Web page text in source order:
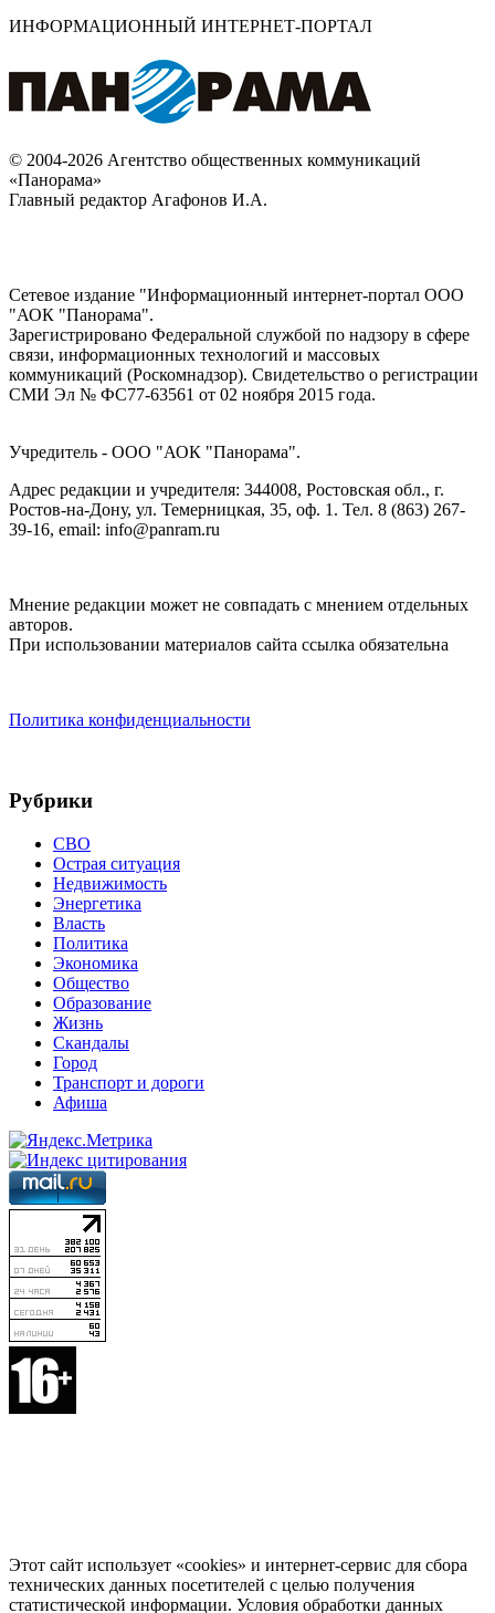
ИНФОРМАЦИОННЫЙ ИНТЕРНЕТ-ПОРТАЛ
© 2004-2026 Агентство общественных коммуникаций
«Панорама»
Главный редактор Агафонов И.А.
Сетевое издание "Информационный интернет-портал ООО
"АОК "Панорама".
Зарегистрировано Федеральной службой по надзору в сфере
связи, информационных технологий и массовых
коммуникаций (Роскомнадзор). Cвидетельство о регистрации
СМИ Эл № ФС77-63561 от 02 ноября 2015 года.
Учредитель - ООО "АОК "Панорама".
Адрес редакции и учредителя: 344008, Ростовская обл., г.
Ростов-на-Дону, ул. Темерницкая, 35, оф. 1. Тел. 8 (863) 267-
39-16, email: info@panram.ru
Мнение редакции может не совпадать с мнением отдельных
авторов.
При использовании материалов сайта ссылка обязательна
Политика конфиденциальности
Рубрики
СВО
Острая ситуация
Недвижимость
Энергетика
Власть
Политика
Экономика
Общество
Образование
Жизнь
Скандалы
Город
Транспорт и дороги
Афиша
Этот сайт использует «cookies» и интернет-сервис для сбора
технических данных посетителей с целью получения
статистической информации. Условия обработки данных